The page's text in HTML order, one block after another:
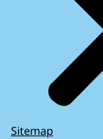
Sitemap